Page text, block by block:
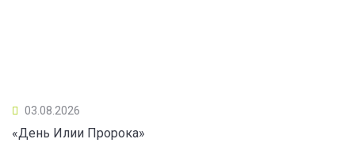
03.08.2026
«День Илии Пророка»